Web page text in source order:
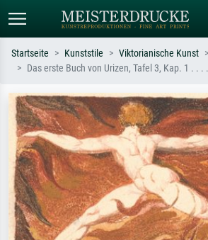
Suchen Sie nach Künstlern, Werktiteln
oder Stilen – z.B. Monet,
Sternennacht, Impressionismus, Welle
Hokusai, Akt.
Wiese,
Startseite Kunststile Viktorianische Kunst
Das erste Buch von Urizen, Tafel 3, Kap. 1 . . .